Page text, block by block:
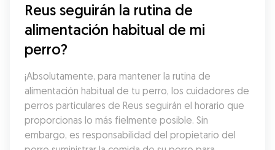
Reus seguirán la rutina de
alimentación habitual de mi
perro?
¡Absolutamente, para mantener la rutina de
alimentación habitual de tu perro, los cuidadores de
perros particulares de Reus seguirán el horario que
proporcionas lo más fielmente posible. Sin
embargo, es responsabilidad del propietario del